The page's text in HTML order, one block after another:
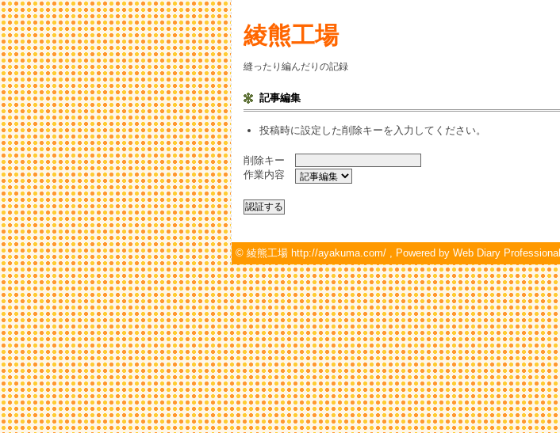
綾熊工場
縫ったり編んだりの記録
記事編集
投稿時に設定した削除キーを入力してください。
削除キー
作業内容
© 綾熊工場 http://ayakuma.com/ , Powered by Web Diary Professional